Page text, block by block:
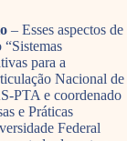
– Esses aspectos de
para a
Nacional de
PTA e coordenado
e Práticas
Federal